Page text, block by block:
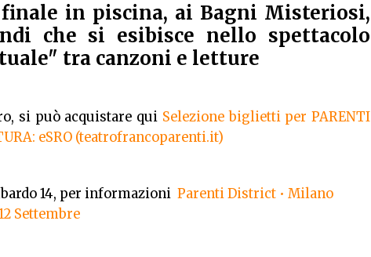
finale in piscina, ai Bagni Misteriosi,
che si esibisce nello spettacolo
tra canzoni e letture
si può acquistare qui Selezione biglietti per PARENTI
eSRO (teatrofrancoparenti.it)
14, per informazioni Parenti District • Milano
Settembre